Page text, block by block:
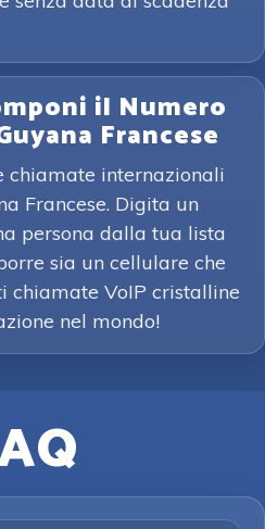
il Numero
Francese
chiamate internazionali
Francese. Digita un
persona dalla tua lista
sia un cellulare che
chiamate VoIP cristalline
nel mondo!